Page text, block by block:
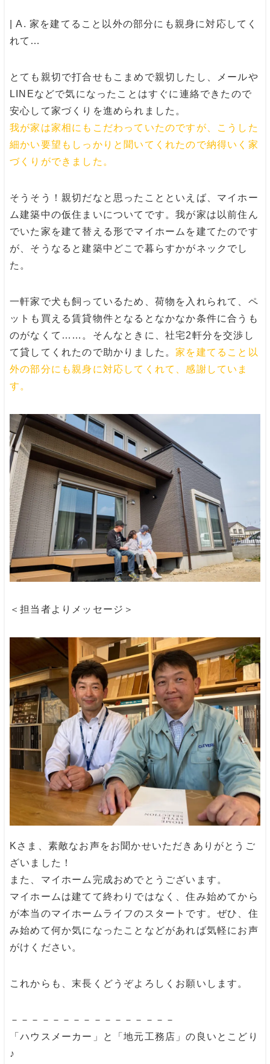
| A. 家を建てること以外の部分にも親身に対応してく
れて …
とても親切で打合せもこまめで親切したし、メールや
LINEなどで気になったことはすぐに連絡できたので
安心して家づくりを進められました。
我が家は家相にもこだわっていたのですが、こうした
細かい要望もしっかりと聞いてくれたので納得いく家
づくりができました。
そうそう！親切だなと思ったことといえば、マイホー
ム建築中の仮住まいについてです。我が家は以前住ん
でいた家を建て替える形でマイホームを建てたのです
が、そうなると建築中どこで暮らすかがネックでし
た。
一軒家で犬も飼っているため、荷物を入れられて、ペ
ットも買える賃貸物件となるとなかなか条件に合うも
のがなくて……。そんなときに、社宅2軒分を交渉し
て貸してくれたので助かりました。家を建てること以
外の部分にも親身に対応してくれて、感謝していま
す 。
＜担当者よりメッセージ＞
Kさま、素敵なお声をお聞かせいただきありがとうご
ざいました！
また、マイホーム完成おめでとうございます。
マイホームは建てて終わりではなく、住み始めてから
が本当のマイホームライフのスタートです。ぜひ、住
み始めて何か気になったことなどがあれば気軽にお声
がけください。
これからも、末長くどうぞよろしくお願いします。
－－－－－－－－－－－－－－－－
「ハウスメーカー」と「地元工務店」の良いとこどり
♪